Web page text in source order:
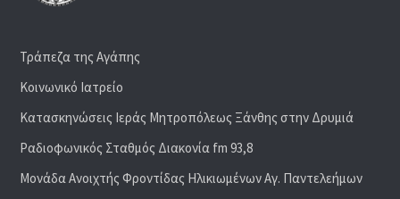
Τράπεζα της Αγάπης
Κοινωνικό Ιατρείο
Κατασκηνώσεις Ιεράς Μητροπόλεως Ξάνθης στην Δρυμιά
Ραδιoφωνικός Σταθμός Διακονία fm 93,8
Μονάδα Ανοιχτής Φροντίδας Ηλικιωμένων Αγ. Παντελεήμων